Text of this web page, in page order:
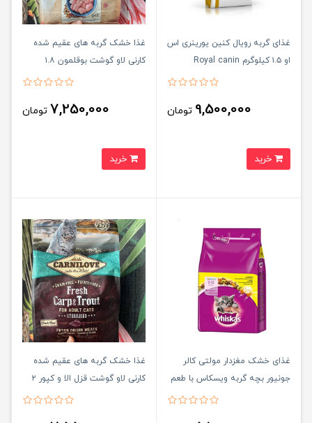
غذای گربه رویال کنین یورینری اس
او ۱.۵ کیلوگرم Royal canin
9,500,000 تومان
غذا خشک گربه های عقیم شده
کارنی لاو گوشت بوقلمون ۱.۸
کیلوگرم Carnilove True Fresh
7,250,000 تومان
غذای خشک مغزدار مولتی کالر
جونیور بچه گربه ویسکاس با طعم
مرغ وزن ۱/۹ کیلو گرم Whiskas
غذا خشک گربه های عقیم شده
کارنی لاو گوشت قزل الا و کپور ۲